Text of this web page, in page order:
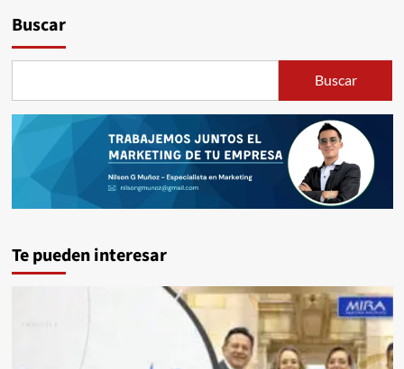
Buscar
Buscar
Te pueden interesar